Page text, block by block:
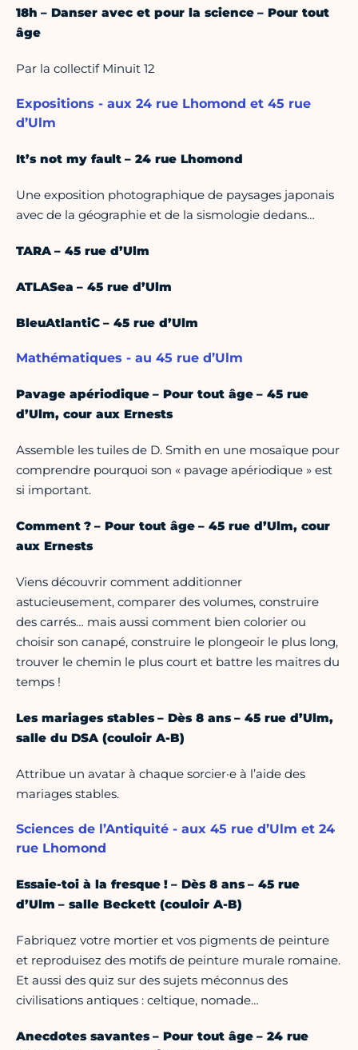
18h – Danser avec et pour la science – Pour tout
âge
Par la collectif Minuit 12
Expositions - aux 24 rue Lhomond et 45 rue
d’Ulm
It’s not my fault – 24 rue Lhomond
Une exposition photographique de paysages japonais
avec de la géographie et de la sismologie dedans…
TARA – 45 rue d’Ulm
ATLASea – 45 rue d’Ulm
BleuAtlantiC – 45 rue d’Ulm
Mathématiques - au 45 rue d’Ulm
Pavage apériodique – Pour tout âge – 45 rue
d’Ulm, cour aux Ernests
Assemble les tuiles de D. Smith en une mosaïque pour
comprendre pourquoi son « pavage apériodique » est
si important.
Comment ? – Pour tout âge – 45 rue d’Ulm, cour
aux Ernests
Viens découvrir comment additionner
astucieusement, comparer des volumes, construire
des carrés… mais aussi comment bien colorier ou
choisir son canapé, construire le plongeoir le plus long,
trouver le chemin le plus court et battre les maitres du
temps !
Les mariages stables – Dès 8 ans – 45 rue d’Ulm,
salle du DSA (couloir A-B)
Attribue un avatar à chaque sorcier·e à l’aide des
mariages stables.
Sciences de l’Antiquité - aux 45 rue d’Ulm et 24
rue Lhomond
Essaie-toi à la fresque ! – Dès 8 ans – 45 rue
d’Ulm – salle Beckett (couloir A-B)
Fabriquez votre mortier et vos pigments de peinture
et reproduisez des motifs de peinture murale romaine.
Et aussi des quiz sur des sujets méconnus des
civilisations antiques : celtique, nomade…
Anecdotes savantes – Pour tout âge – 24 rue